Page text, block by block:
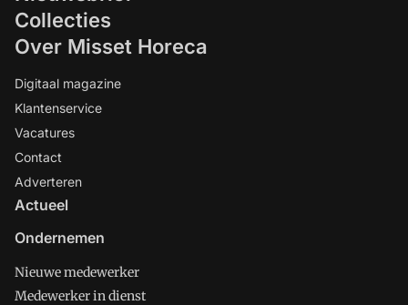
Collecties
Over Misset Horeca
Digitaal magazine
Klantenservice
Vacatures
Contact
Adverteren
Actueel
Ondernemen
Nieuwe medewerker
Medewerker in dienst